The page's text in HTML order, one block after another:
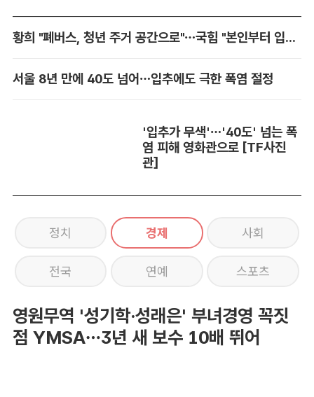
황희 "폐버스, 청년 주거 공간으로"…국힘 "본인부터 입주하라"
서울 8년 만에 40도 넘어…입추에도 극한 폭염 절정
'입추가 무색'…'40도' 넘는 폭
염 피해 영화관으로 [TF사진
관]
정치 경제 사회
전국 연예 스포츠
영원무역 '성기학·성래은' 부녀경영 꼭짓
점 YMSA…3년 새 보수 10배 뛰어